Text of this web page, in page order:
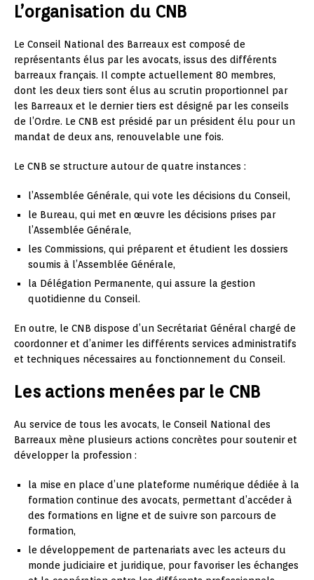
L’organisation du CNB
Le Conseil National des Barreaux est composé de
représentants élus par les avocats, issus des différents
barreaux français. Il compte actuellement 80 membres,
dont les deux tiers sont élus au scrutin proportionnel par
les Barreaux et le dernier tiers est désigné par les conseils
de l’Ordre. Le CNB est présidé par un président élu pour un
mandat de deux ans, renouvelable une fois.
Le CNB se structure autour de quatre instances :
l’Assemblée Générale, qui vote les décisions du Conseil,
le Bureau, qui met en œuvre les décisions prises par
l’Assemblée Générale,
les Commissions, qui préparent et étudient les dossiers
soumis à l’Assemblée Générale,
la Délégation Permanente, qui assure la gestion
quotidienne du Conseil.
En outre, le CNB dispose d’un Secrétariat Général chargé de
coordonner et d’animer les différents services administratifs
et techniques nécessaires au fonctionnement du Conseil.
Les actions menées par le CNB
Au service de tous les avocats, le Conseil National des
Barreaux mène plusieurs actions concrètes pour soutenir et
développer la profession :
la mise en place d’une plateforme numérique dédiée à la
formation continue des avocats, permettant d’accéder à
des formations en ligne et de suivre son parcours de
formation,
le développement de partenariats avec les acteurs du
monde judiciaire et juridique, pour favoriser les échanges